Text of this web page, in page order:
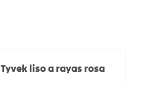
Tyvek liso a rayas rosa